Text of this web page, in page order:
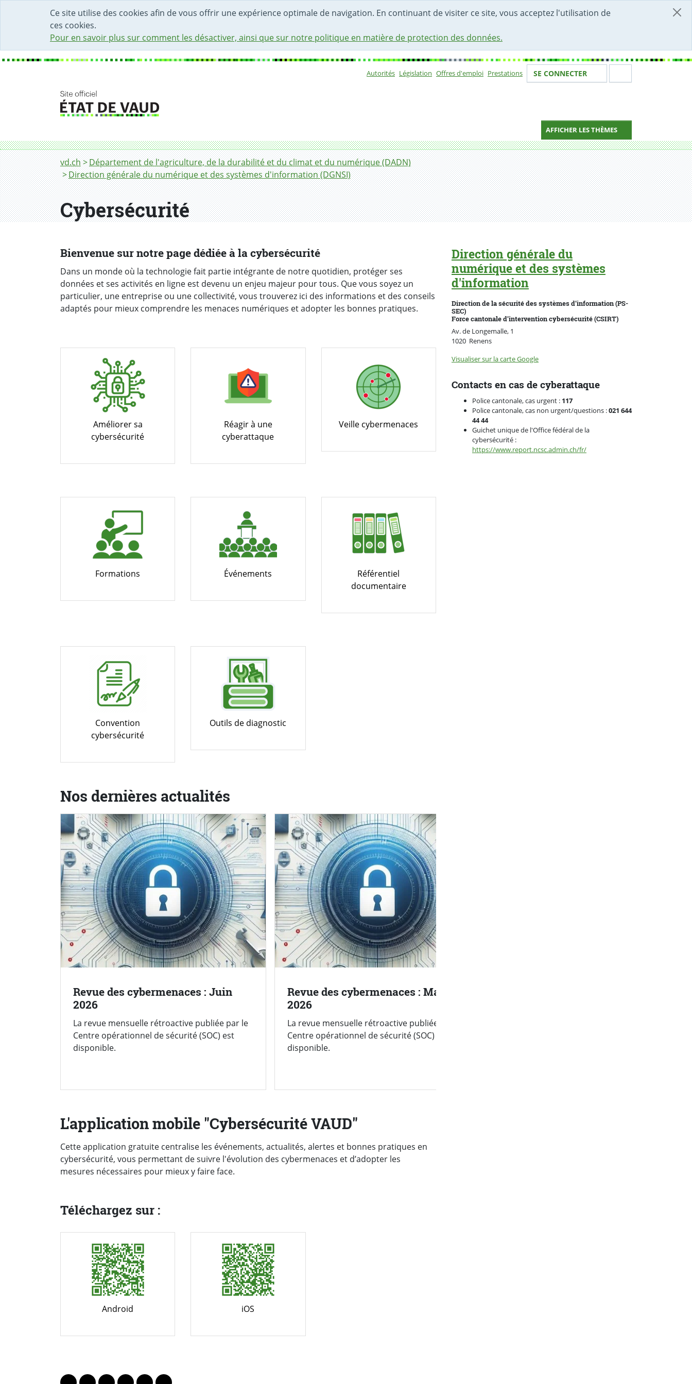
Ce site utilise des cookies afin de vous offrir une expérience optimale de navigation. En continuant de visiter ce site, vous acceptez l'utilisation de
ces cookies.
Pour en savoir plus sur comment les désactiver, ainsi que sur notre politique en matière de protection des données.
DÉBUT DU CONTENU DE LA PAGE
ACCÈS AU CHAMP DE RECHERCHE
PAGE D'ACCUEIL
FORMULAIRE DE CONTACT
Autorités Législation Offres d'emploi Prestations Votre identité
SE CONNECTER
AFFICHER LES THÈMES
Fil d'Ariane
vd.ch
Département de l'agriculture, de la durabilité et du climat et du numérique (DADN)
Direction générale du numérique et des systèmes d'information (DGNSI)
Cybersécurité
Cybersécurité
Bienvenue sur notre page dédiée à la cybersécurité
Dans un monde où la technologie fait partie intégrante de notre quotidien, protéger ses
données et ses activités en ligne est devenu un enjeu majeur pour tous. Que vous soyez un
particulier, une entreprise ou une collectivité, vous trouverez ici des informations et des conseils
adaptés pour mieux comprendre les menaces numériques et adopter les bonnes pratiques.
Améliorer sa
cybersécurité
Réagir à une
cyberattaque
Veille cybermenaces
Formations Événements
Référentiel
documentaire
Convention
cybersécurité
Outils de diagnostic
Nos dernières actualités
Revue des cybermenaces : Juin
2026
La revue mensuelle rétroactive publiée par le
Centre opérationnel de sécurité (SOC) est
disponible.
Revue des cybermenaces : Mai
2026
La revue mensuelle rétroactive publiée par le
Centre opérationnel de sécurité (SOC) est
disponible.
L'application mobile "Cybersécurité VAUD"
Cette application gratuite centralise les événements, actualités, alertes et bonnes pratiques en
cybersécurité, vous permettant de suivre l'évolution des cybermenaces et d’adopter les
mesures nécessaires pour mieux y faire face.
Téléchargez sur :
Android iOS
Direction générale du
numérique et des systèmes
d'information
Direction de la sécurité des systèmes d’information (PS-
SEC)
Force cantonale d’intervention cybersécurité (CSIRT)
Av. de Longemalle, 1
1020 RenensSuisse
Visualiser sur la carte Google
Contacts en cas de cyberattaque
Police cantonale, cas urgent : 117
Police cantonale, cas non urgent/questions :021 644
44 44
Guichet unique de l'Office fédéral de la
cybersécurité :
https://www.report.ncsc.admin.ch/fr/